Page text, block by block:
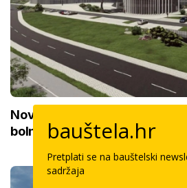
Novi KBC na istoku Hrvatske
bolnica: Priprema se 'teren'
bauštela.hr
Pretplati se na bauštelski
sadržaja